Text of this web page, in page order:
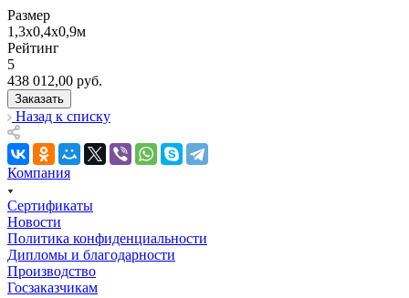
Размер
1,3х0,4х0,9м
Рейтинг
5
438 012,00 руб.
Заказать
Назад к списку
Компания
Сертификаты
Новости
Политика конфиденциальности
Дипломы и благодарности
Производство
Госзаказчикам